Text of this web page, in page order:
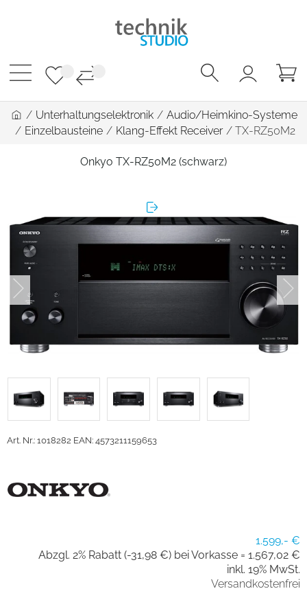
/ Unterhaltungselektronik / Audio/Heimkino-Systeme
/ Einzelbausteine / Klang-Effekt Receiver/ TX-RZ50M2
Onkyo TX-RZ50M2 (schwarz)
Art. Nr.: 1018282 EAN: 4573211159653
1.599,- €
Abzgl. 2% Rabatt (-31,98 €) bei Vorkasse = 1.567,02 €
inkl. 19% MwSt.
Versandkostenfrei